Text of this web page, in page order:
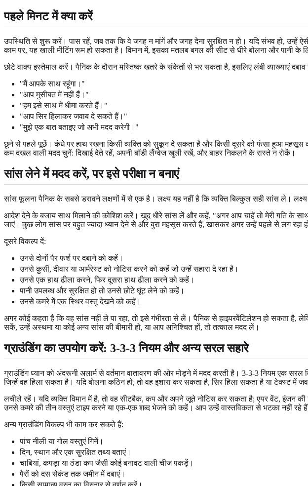
पहले मिनट में क्या करें
उपस्थिति से शुरू करें। पास रहें, जब तक कि वे जगह न मांगें और जगह देना सुरक्षित न हो। यदि संभव हो, उन्हें
काम पर, यह खाली मीटिंग रूम हो सकता है। विमान में, इसका मतलब बगल की सीट से धीरे बोलना और पानी के
छोटे वाक्य इस्तेमाल करें। पैनिक के दौरान मस्तिष्क खतरे के संकेतों से भर सकता है, इसलिए लंबी व्याख्याएं
"मैं आपके साथ रहूंगा।"
"आप मुसीबत में नहीं हैं।"
"हम इसे साथ में धीमा करते हैं।"
"आप सिर हिलाकर जवाब दे सकते हैं।"
"मुझे एक बात बताइए जो अभी मदद करेगी।"
छूने से पहले पूछें। कंधे पर हाथ रखना किसी व्यक्ति को सुकून दे सकता है और किसी दूसरे को फंसा हुआ महसूस
कम दखल वाली मदद चुनें: दिखाई देते रहें, अपनी बॉडी लैंग्वेज खुली रखें, और बाहर निकलने के रास्ते न रोकें।
सांस लेने में मदद करें, पर इसे परीक्षा न बनाएं
सांस फूलना पैनिक के सबसे डरावने लक्षणों में से एक है। लक्ष्य यह नहीं है कि व्यक्ति बिल्कुल सही सांस ले।
आदेश देने के बजाय साथ मिलाने की कोशिश करें। खुद धीरे सांस लें और कहें, "अगर आप चाहें तो मेरी गति के
जाएं। कुछ लोग सांस पर बहुत ज्यादा ध्यान देने से और बुरा महसूस करते हैं, खासकर अगर उन्हें पहले से लग रहा
दूसरे विकल्प दें:
उनसे दोनों पैर फर्श पर दबाने को कहें।
उनसे कुर्सी, दीवार या आर्मरेस्ट को नोटिस करने को कहें जो उन्हें सहारा दे रहा है।
उनसे एक हाथ ढीला करने, फिर दूसरा हाथ ढीला करने को कहें।
पानी उपलब्ध और सुरक्षित हो तो उनसे छोटे घूंट लेने को कहें।
उनसे कमरे में एक स्थिर वस्तु देखने को कहें।
अगर कोई कहता है कि वह सांस नहीं ले पा रहा, तो इसे गंभीरता से लें। पैनिक से हाइपरवेंटिलेशन हो सकता है,
सकें, उन्हें अस्थमा या कोई अन्य सांस की बीमारी हो, या आप अनिश्चित हों, तो तत्काल मदद लें।
ग्राउंडिंग का उपयोग करें: 3-3-3 नियम और अन्य सरल सहारे
ग्राउंडिंग ध्यान को अंदरूनी अलार्म से वर्तमान वातावरण की ओर मोड़ने में मदद करती है। 3-3-3 नियम एक
जिन्हें वह हिला सकता है। यदि बोलना कठिन हो, तो वह इशारा कर सकता है, सिर हिला सकता है या टेक्स्ट में
लचीले रहें। यदि व्यक्ति विमान में है, तो वह सीटबैक, कप और अपने जूते नोटिस कर सकता है; एयर वेंट, इंजन
उनसे कमरे की तीन वस्तुएं टाइप करने या एक-एक शब्द भेजने को कहें। आप उन्हें वास्तविकता से भटका नहीं रहे
अन्य ग्राउंडिंग विकल्प भी काम कर सकते हैं:
पांच नीली या गोल वस्तुएं गिनें।
दिन, स्थान और एक सुरक्षित तथ्य बताएं।
चाबियां, कपड़ा या ठंडा कप जैसी कोई बनावट वाली चीज पकड़ें।
पैरों को दस सेकंड तक जमीन में दबाएं।